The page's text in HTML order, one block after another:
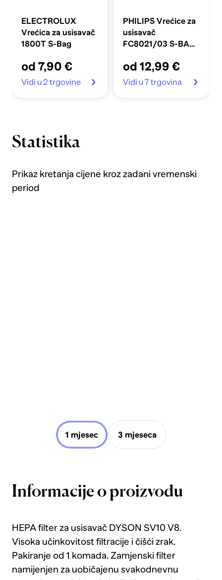
ELECTROLUX
Vrećica za usisavač
1800T S-Bag
od 7,90 €
Vidi u 2 trgovine
PHILIPS Vrećice za
usisavač
FC8021/03 S-BAG
od 12,99 €
Vidi u 7 trgovina
Statistika
Prikaz kretanja cijene kroz zadani vremenski
period
1 mjesec 3 mjeseca
Informacije o proizvodu
HEPA filter za usisavač DYSON SV10 V8.
Visoka učinkovitost filtracije i čišći zrak.
Pakiranje od 1 komada. Zamjenski filter
namijenjen za uobičajenu svakodnevnu